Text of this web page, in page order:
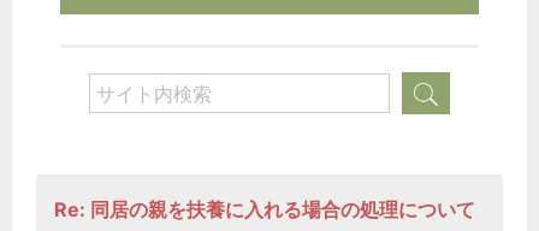
Re: 同居の親を扶養に入れる場合の処理について